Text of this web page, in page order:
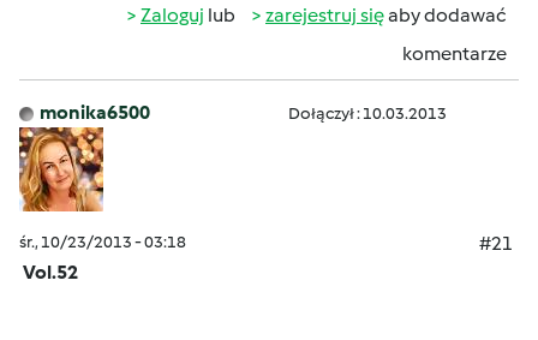
Zaloguj lub zarejestruj sięaby dodawać
komentarze
monika6500 Dołączył : 10.03.2013
śr., 10/23/2013 - 03:18
#21
Vol.52